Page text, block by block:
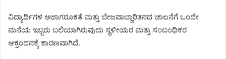
ವಿದ್ಯಾರ್ಥಿಗಳ ಅಜಾಗರೂಕತೆ ಮತ್ತು ಬೇಜವಾಬ್ದಾರಿತನದ ಚಾಲನೆಗೆ ಒಂದೇ
ಮನೆಯ ಇಬ್ಬರು ಬಲಿಯಾಗಿರುವುದು ಸ್ಥಳೀಯರ ಮತ್ತು ಸಂಬಂಧಿಕರ
ಆಕ್ರಂದನಕ್ಕೆ ಕಾರಣವಾಗಿದೆ.